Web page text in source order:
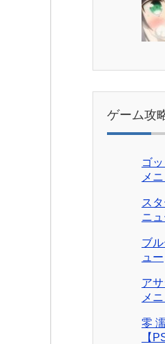
ゲーム攻
ゴ
メ
ス
ニ
ブ
ュー
ア
メ
零
【